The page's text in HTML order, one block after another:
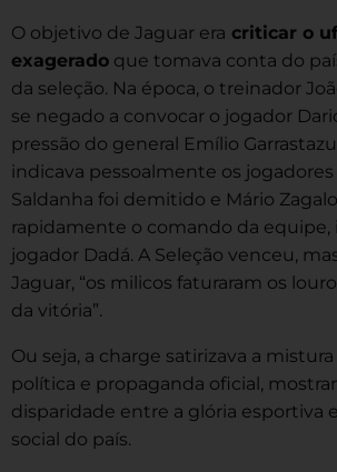
O objetivo de Jaguar era criticar o
exagerado que tomava conta do
da seleção. Na época, o treinador
se negado a convocar o jogador
pressão do general Emílio
indicava pessoalmente os jogadores
Saldanha foi demitido e Mário
rapidamente o comando da equipe,
jogador Dadá. A Seleção venceu,
Jaguar, “os milicos faturaram os
da vitória”.
Ou seja, a charge satirizava a
política e propaganda oficial,
disparidade entre a glória esportiva
social do país.